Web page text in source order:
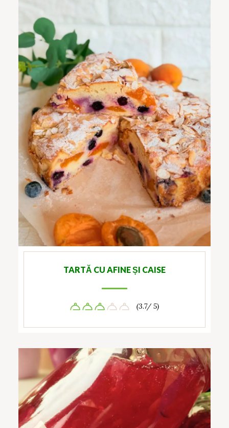
TARTĂ CU AFINE ȘI CAISE
(3.7/ 5)